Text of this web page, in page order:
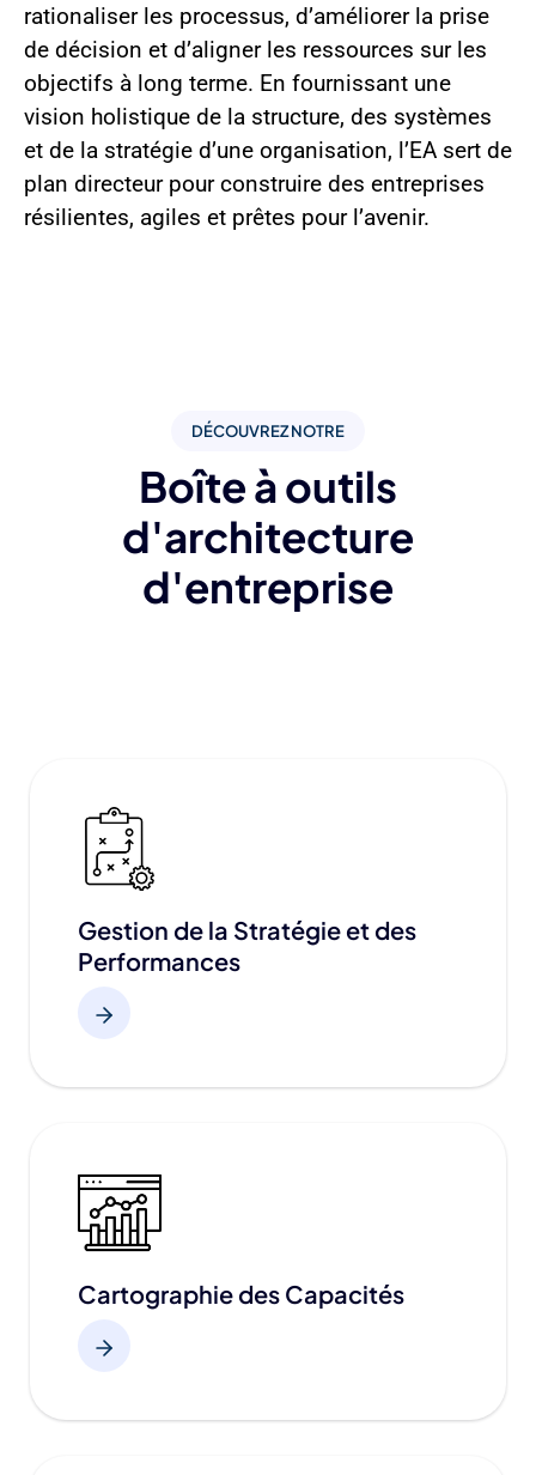
rationaliser les processus, d’améliorer la prise
de décision et d’aligner les ressources sur les
objectifs à long terme. En fournissant une
vision holistique de la structure, des systèmes
et de la stratégie d’une organisation, l’EA sert de
plan directeur pour construire des entreprises
résilientes, agiles et prêtes pour l’avenir.
DÉCOUVREZ NOTRE
Boîte à outils
d'architecture
d'entreprise
Gestion de la Stratégie et des
Performances
Cartographie des Capacités